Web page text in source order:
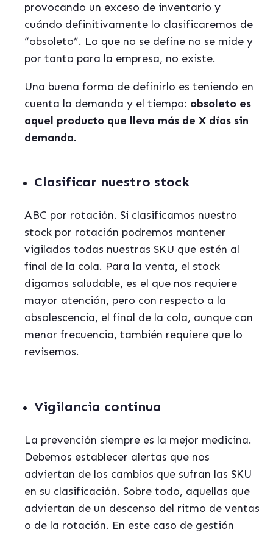
provocando un exceso de inventario y
cuándo definitivamente lo clasificaremos de
“obsoleto”. Lo que no se define no se mide y
por tanto para la empresa, no existe.
Una buena forma de definirlo es teniendo en
cuenta la demanda y el tiempo: obsoleto es
aquel producto que lleva más de X días sin
demanda.
Clasificar nuestro stock
ABC por rotación. Si clasificamos nuestro
stock por rotación podremos mantener
vigilados todas nuestras SKU que estén al
final de la cola. Para la venta, el stock
digamos saludable, es el que nos requiere
mayor atención, pero con respecto a la
obsolescencia, el final de la cola, aunque con
menor frecuencia, también requiere que lo
revisemos.
Vigilancia continua
La prevención siempre es la mejor medicina.
Debemos establecer alertas que nos
adviertan de los cambios que sufran las SKU
en su clasificación. Sobre todo, aquellas que
adviertan de un descenso del ritmo de ventas
o de la rotación. En este caso de gestión